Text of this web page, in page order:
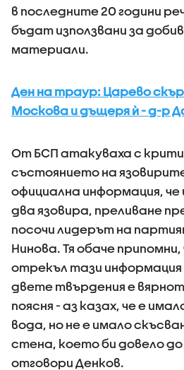
в последните 20 години
бъдат използвани за
материали.
Ден на траур: Царево
Москова и дъщеря ѝ - д-р
От БСП атакуваха с
състоянието на
официална информация, че
два язовира, преливане
посочи лидерът на
Нинова. Тя обаче
отрекъл тази информация
двете твърдения е
поясня - аз казах, че е
вода, но не е имало
стена, което би довело до
отговори Денков.